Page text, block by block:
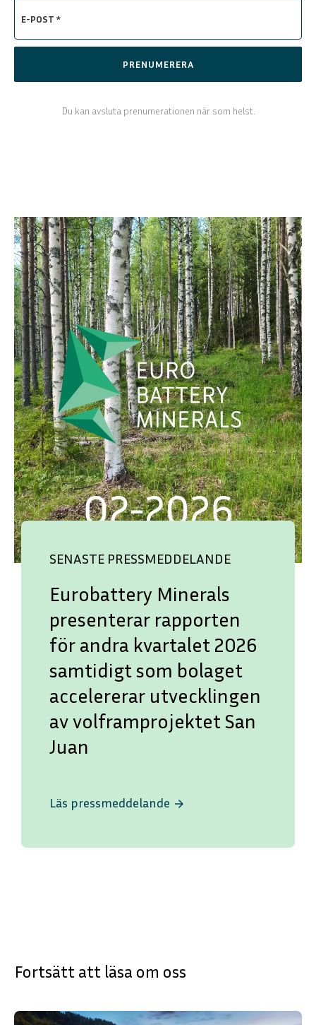
E-POST *
PRENUMERERA
Du kan avsluta prenumerationen när som helst.
SENASTE PRESSMEDDELANDE
Eurobattery Minerals
presenterar rapporten
för andra kvartalet 2026
samtidigt som bolaget
accelererar utvecklingen
av volframprojektet San
Juan
Läs pressmeddelande arrow_forward
Fortsätt att läsa om oss